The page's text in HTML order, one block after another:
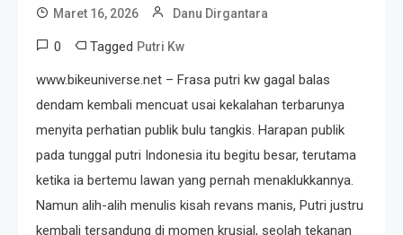
Maret 16, 2026 Danu Dirgantara
0 Tagged Putri Kw
www.bikeuniverse.net – Frasa putri kw gagal balas
dendam kembali mencuat usai kekalahan terbarunya
menyita perhatian publik bulu tangkis. Harapan publik
pada tunggal putri Indonesia itu begitu besar, terutama
ketika ia bertemu lawan yang pernah menaklukkannya.
Namun alih-alih menulis kisah revans manis, Putri justru
kembali tersandung di momen krusial, seolah tekanan